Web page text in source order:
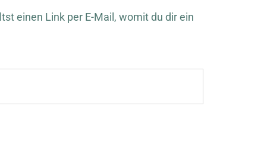
einen Link per E-Mail, womit du dir ein